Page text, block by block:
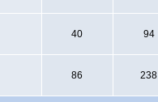
40 94
86 238